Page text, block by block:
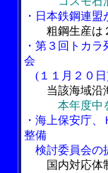
・日本鉄鋼連
粗鋼生産は
・第３回トカ
会
(１１月２０日
当該海域沿
本年度中
・海上保安庁
整備
検討委員会の
国内対応体